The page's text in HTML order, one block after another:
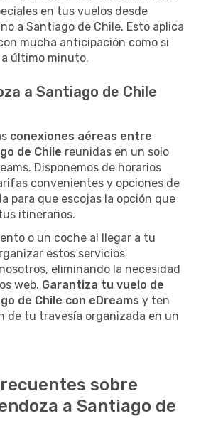
en tus vuelos desde
a Santiago de Chile. Esto aplica
mucha anticipación como si
último minuto.
a Santiago de Chile
conexiones aéreas entre
de Chile reunidas en un solo
Disponemos de horarios
convenientes y opciones de
para que escojas la opción que
itinerarios.
o un coche al llegar a tu
estos servicios
eliminando la necesidad
web. Garantiza tu vuelo de
de Chile con eDreams y ten
de tu travesía organizada en un
sobre
a Santiago de